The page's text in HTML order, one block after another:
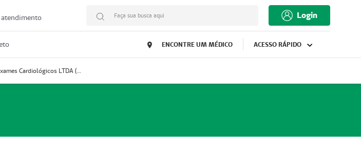
atendimento Faça sua busca aqui Login
ENCONTRE UM MÉDICO ACESSO RÁPIDO
Prestador Decordis Exames Cardiológicos LTDA (51004346-0)